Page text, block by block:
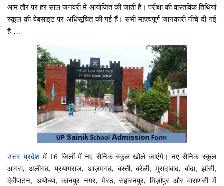
आम तौर पर हर साल जनवरी में आयोजित की जाती है। परीक्षा की वास्तविक तिथियां
स्कूल की वेबसाइट पर अधिसूचित की गई हैं। सभी महत्वपूर्ण जानकारी नीचे दी गई
है….
उत्तर प्रदेशमें 16 जिलों में नए सैनिक स्कूल खोले जाएंगे। नए सैनिक स्कूल
आगरा, अलीगढ, प्रयागराज, आज़मगढ़, बस्ती, बरेली, मुरादाबाद, बांदा, झाँसी,
देवीपाटन, अयोध्या, कानपुर नगर, मेरठ, सहारनपुर, मिर्ज़ापुर और वाराणसी में